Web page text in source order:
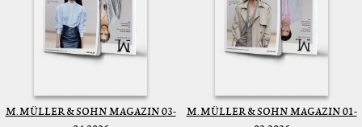
M. MÜLLER & SOHN MAGAZIN 03-
M. MÜLLER & SOHN MAGAZIN 01-